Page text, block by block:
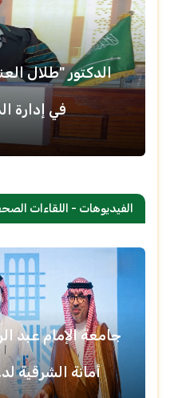
الدكتور "طلال
في إدارة المستشفيات
الفيديوهات - اللقاءات
جامعة الإمام عبد
أمانة الشرقية